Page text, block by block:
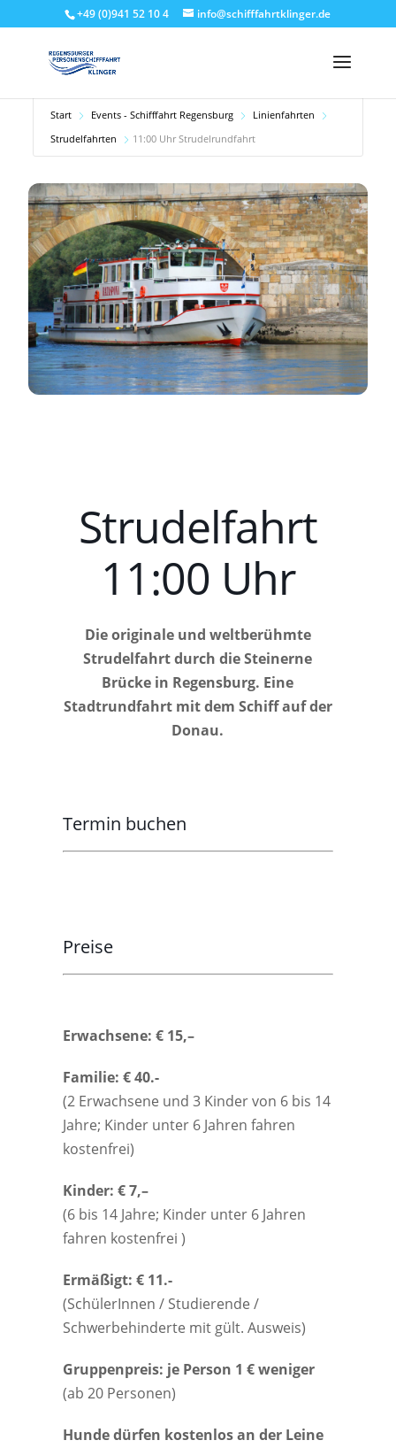
+49 (0)941 52 10 4 info@schifffahrtklinger.de
Start Events - Schifffahrt Regensburg
Linienfahrten
Strudelfahrten
11:00 Uhr Strudelrundfahrt
Strudelfahrt
11:00 Uhr
Die originale und weltberühmte
Strudelfahrt durch die Steinerne
Brücke in Regensburg. Eine
Stadtrundfahrt mit dem Schiff auf der
Donau.
Termin buchen
Preise
Erwachsene: € 15,–
Familie: € 40.-
(2 Erwachsene und 3 Kinder von 6 bis 14
Jahre; Kinder unter 6 Jahren fahren
kostenfrei)
Kinder: € 7,–
(6 bis 14 Jahre; Kinder unter 6 Jahren
fahren kostenfrei )
Ermäßigt: € 11.-
(SchülerInnen / Studierende /
Schwerbehinderte mit gült. Ausweis)
Gruppenpreis: je Person 1 € weniger
(ab 20 Personen)
Hunde dürfen kostenlos an der Leine